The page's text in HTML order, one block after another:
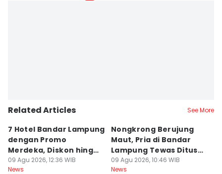
Related Articles See More
7 Hotel Bandar Lampung
dengan Promo
Merdeka, Diskon hingga
50 Persen
09 Agu 2026, 12:36 WIB
News
Nongkrong Berujung
Maut, Pria di Bandar
Lampung Tewas Ditusuk
Teman
09 Agu 2026, 10:46 WIB
News